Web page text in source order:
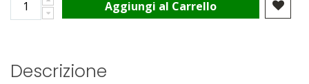
Aggiungi al Carrello
Descrizione